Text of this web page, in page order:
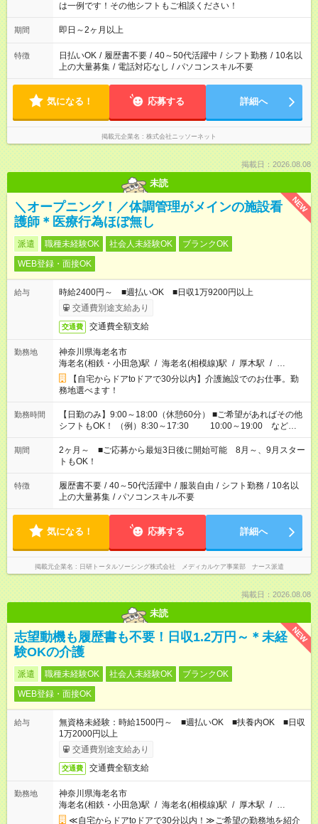
は一例です！その他シフトもご相談ください！
期間 即日～2ヶ月以上
特徴 日払いOK / 履歴書不要 / 40～50代活躍中 / シフト勤務 / 10名以
上の大量募集 / 電話対応なし / パソコンスキル不要
気になる！ 応募する 詳細へ
掲載元企業名 株式会社ニッソーネット
掲載日：2026.08.08
未読
NEW
＼オープニング！／体調管理がメインの施設看
護師＊医療行為ほぼ無し
派遣 職種未経験OK 社会人未経験OK
ブランクOK
WEB登録・面接OK
給与
時給2400円～ ■週払いOK ■日収1万9200円以上
交通費別途支給あり
交通費 交通費全額支給
勤務地
神奈川県海老名市
海老名(相鉄・小田急)駅 / 海老名(相模線)駅 / 厚木駅 / …
【自宅からドアtoドアで30分以内】介護施設でのお仕事。勤
務地選べます！
勤務時間
【日勤のみ】9:00～18:00（休憩60分） ■ご希望があればその他
シフトもOK！ （例）8:30～17:30 10:00～19:00 など
「家族とお休みを合わせたい」 「できれば残業はしたくない」
など、あなたのご希望に沿ったお仕事をご紹介します！ ※Wワ
ーク希望の方へ 今ご覧のお仕事で希望する勤務時間と、もう1つ
のお仕事の勤務時間。 合計で週40時間を超える場合は応募でき
ません
期間
2ヶ月～ ■ご応募から最短3日後に開始可能 8月～、9月スター
トもOK！
特徴 履歴書不要 / 40～50代活躍中 / 服装自由 / シフト勤務 / 10名以
上の大量募集 / パソコンスキル不要
気になる！ 応募する 詳細へ
掲載元企業名 日研トータルソーシング株式会社 メディカルケア事業部 ナース派遣
掲載日：2026.08.08
未読
NEW
志望動機も履歴書も不要！日収1.2万円～＊未経
験OKの介護
派遣 職種未経験OK 社会人未経験OK
ブランクOK
WEB登録・面接OK
給与
無資格未経験：時給1500円～ ■週払いOK ■扶養内OK ■日収
1万2000円以上
交通費別途支給あり
交通費 交通費全額支給
勤務地
神奈川県海老名市
海老名(相鉄・小田急)駅 / 海老名(相模線)駅 / 厚木駅 / …
≪自宅からドアtoドアで30分以内！≫ご希望の勤務地を紹介